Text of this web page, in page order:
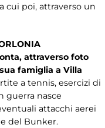
cui poi, attraverso un
attraverso foto
famiglia a Villa
a tennis, esercizi di
guerra nasce
attacchi aerei
del Bunker.